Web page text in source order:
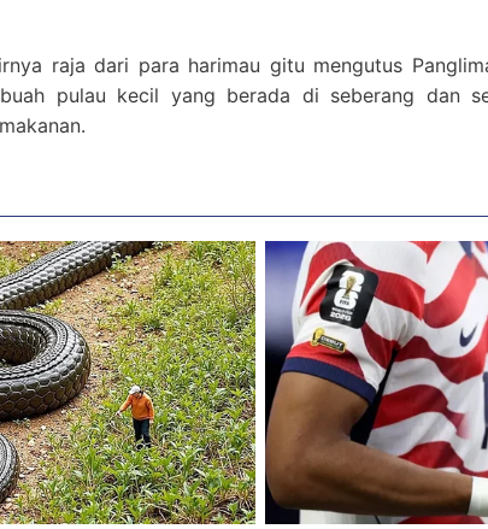
raja dari para harimau gitu mengutus
pulau kecil yang berada di seberang dan